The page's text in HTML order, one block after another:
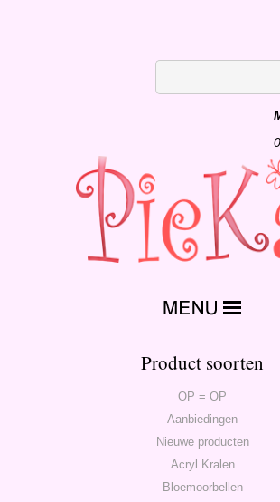
0
Product soorten
OP = OP
Aanbiedingen
Nieuwe producten
Acryl Kralen
Bloemoorbellen